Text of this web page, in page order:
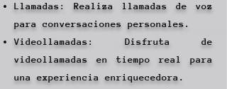
Llamadas: Realiza llamadas de voz
para conversaciones personales.
Videollamadas: Disfruta de
videollamadas en tiempo real para
una experiencia enriquecedora.